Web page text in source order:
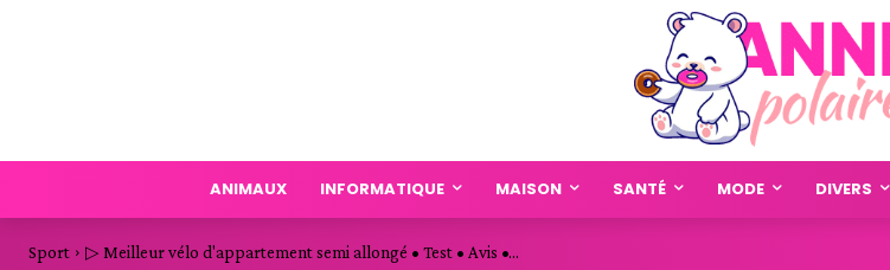
ANIMAUX INFORMATIQUE MAISON SANTÉ MODE DIVERS
Sport ▷ Meilleur vélo d'appartement semi allongé • Test • Avis •...